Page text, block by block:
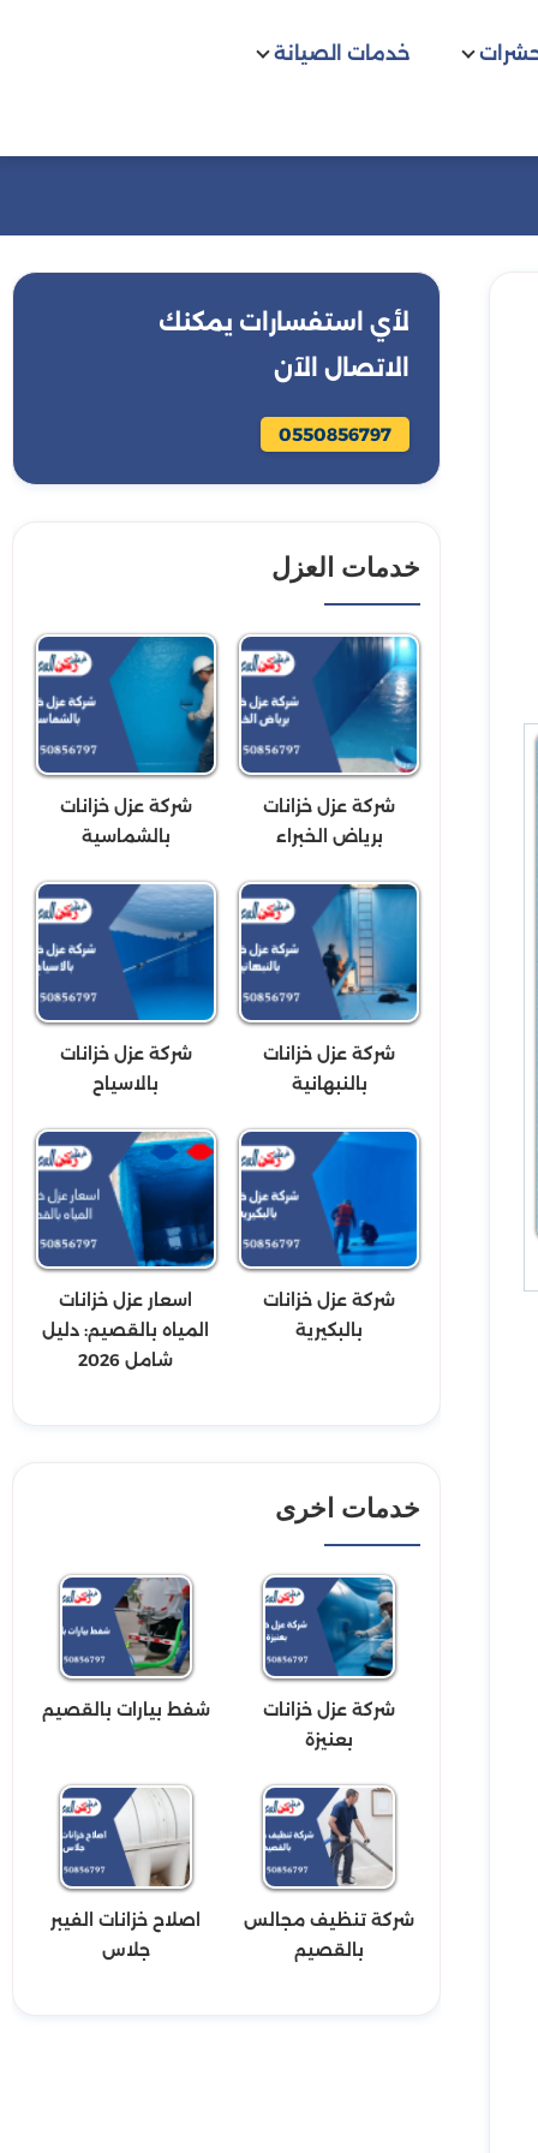
خدمات الصيانة
لأي استفسارات يمكنك
الاتصال الآن
0550856797
خدمات العزل
شركة عزل خزانات
برياض الخبراء
شركة عزل خزانات
بالشماسية
شركة عزل خزانات
بالنبهانية
شركة عزل خزانات
بالاسياح
شركة عزل خزانات
بالبكيرية
اسعار عزل خزانات
المياه بالقصيم: دليل
شامل 2026
خدمات اخرى
شركة عزل خزانات
بعنيزة
شفط بيارات بالقصيم
شركة تنظيف مجالس
بالقصيم
اصلاح خزانات الفيبر
جلاس